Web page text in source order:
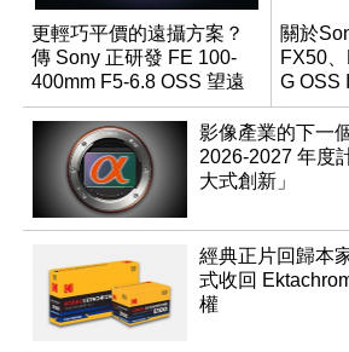
更輕巧平價的遠攝方案？
傳 Sony 正研發 FE 100-
400mm F5-6.8 OSS 望遠
變焦鏡頭
關於
FX50
G OSS
影像產業的下一
2026-2027 年度
大式創新」
經典正片回歸本
式收回
權